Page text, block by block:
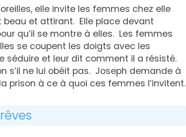
elle invite les femmes chez elle
beau et attirant. Elle place devant
qu’il se montre à elles. Les femmes
se coupent les doigts avec les
séduire et leur dit comment il a résisté.
s’il ne lui obéit pas. Joseph demande à
prison à ce à quoi ces femmes l’invitent.